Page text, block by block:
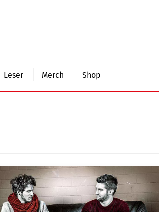
Leser Merch Shop